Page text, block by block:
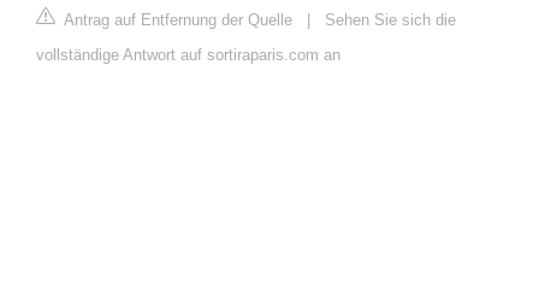
Antrag auf Entfernung der Quelle | Sehen Sie sich die
vollständige Antwort auf sortiraparis.com an